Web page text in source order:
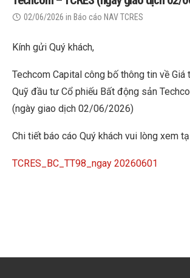
02/06/2026 in Báo cáo NAV TCRES
Kính gửi Quý khách,
Techcom Capital công bố thông tin về Giá
Quỹ đầu tư Cổ phiếu Bất động sản
(ngày giao dịch 02/06/2026)
Chi tiết báo cáo Quý khách vui lòng xem
TCRES_BC_TT98_ngay 20260601